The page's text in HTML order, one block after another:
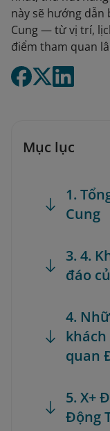
này sẽ hướng dẫn
Cung — từ vị trí,
điểm tham quan
Mục lục
1.
Cung
3. 4.
đáo
4.
quan
5. X+
Động